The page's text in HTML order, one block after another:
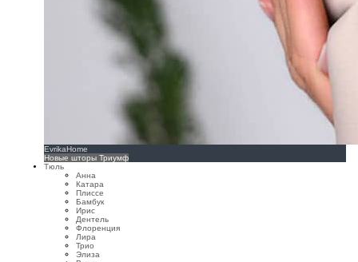
EvrikaHome
Новые шторы Триумф
Тюль
Анна
Катара
Плиссе
Бамбук
Ирис
Дентель
Флоренция
Лира
Трио
Элиза